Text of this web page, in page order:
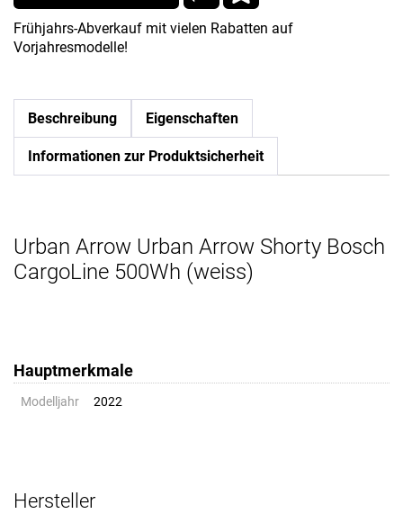
Frühjahrs-Abverkauf mit vielen Rabatten auf
Vorjahresmodelle!
Beschreibung Eigenschaften
Informationen zur Produktsicherheit
Urban Arrow Urban Arrow Shorty Bosch
CargoLine 500Wh (weiss)
Hauptmerkmale
Modelljahr 2022
Hersteller